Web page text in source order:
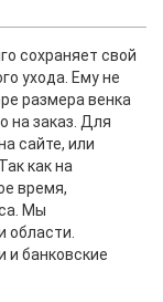
сохраняет свой
ухода. Ему не
размера венка
на заказ. Для
сайте, или
как на
время,
Мы
области.
и банковские